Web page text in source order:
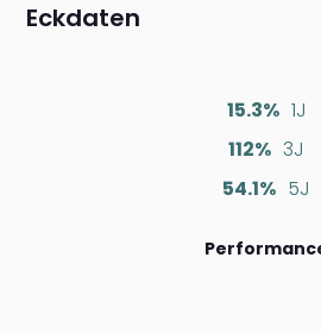
Eckdaten
15.3% 1J
112% 3J
54.1% 5J